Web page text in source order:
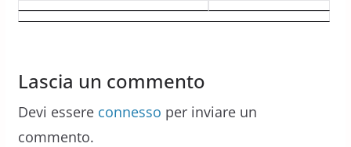
Lascia un commento
Devi essere connesso per inviare un
commento.